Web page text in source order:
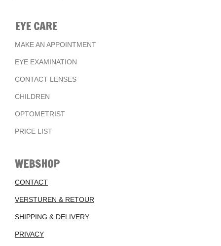
EYE CARE
MAKE AN APPOINTMENT
EYE EXAMINATION
CONTACT LENSES
CHILDREN
OPTOMETRIST
PRICE LIST
WEBSHOP
CONTACT
VERSTUREN & RETOUR
SHIPPING & DELIVERY
PRIVACY